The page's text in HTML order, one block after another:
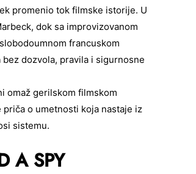
promenio tok filmske istorije. U
dok sa improvizovanom
francuskom
dozvola, pravila i sigurnosne
omaž gerilskom filmskom
o umetnosti koja nastaje iz
sistemu.
A SPY